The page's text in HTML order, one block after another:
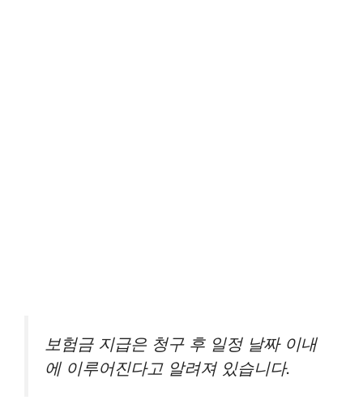
보험금 지급은 청구 후 일정 날짜 이내
에 이루어진다고 알려져 있습니다.